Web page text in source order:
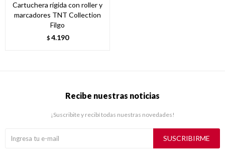
Cartuchera rígida con roller y
marcadores TNT Collection
Filgo
$ 4.190
Recibe nuestras noticias
¡Suscribite y recibí todas nuestras novedades!
SUSCRIBIRME